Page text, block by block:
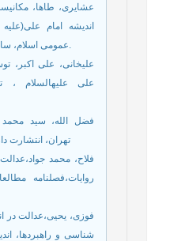
عشایری، طاها،
اندیشه امام
عمومی اسلام، سال اول، شماره ۱، ۱۳۹۵ ه.ش.
علیخانی، علی اکبر،
علی علیه‏السلام ،
فضل الله، سید
تهران، انتشارت دار
فلاح، محمد
فوزی، یحیی،عدالت در
شناسی و راهبردها،